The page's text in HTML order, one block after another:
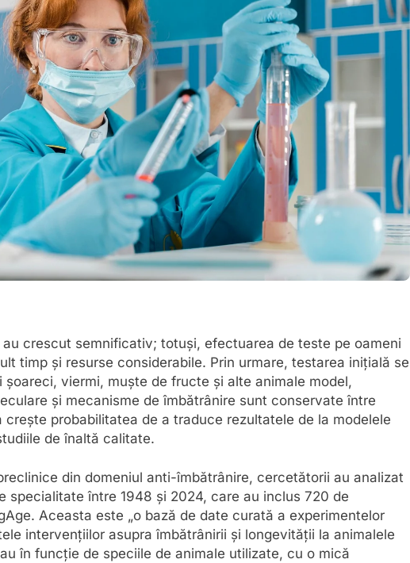
crescut semnificativ; totuși, efectuarea de teste pe oameni
timp și resurse considerabile. Prin urmare, testarea inițială se
viermi, muște de fructe și alte animale model,
și mecanisme de îmbătrânire sunt conservate între
probabilitatea de a traduce rezultatele de la modelele
de înaltă calitate.
din domeniul anti-îmbătrânire, cercetătorii au analizat
specialitate între 1948 și 2024, care au inclus 720 de
Aceasta este „o bază de date curată a experimentelor
intervențiilor asupra îmbătrânirii și longevității la animalele
în funcție de speciile de animale utilizate, cu o mică